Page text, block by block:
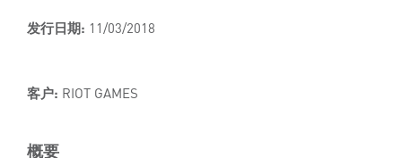
发行日期: 11/03/2018
客户: RIOT GAMES
概要